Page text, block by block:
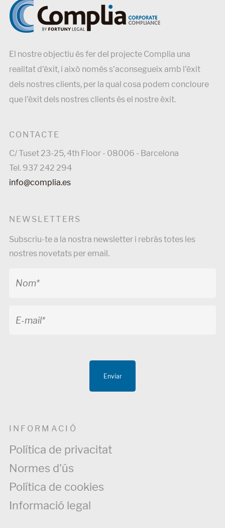
El nostre objectiu és fer del projecte Complia una
realitat d'èxit, i això només s'aconsegueix amb l'èxit
dels nostres clients, per la qual cosa podem concloure
que l'èxit dels nostres clients és el nostre èxit.
CONTACTE
C/ Tuset 23-25, 4th Floor - 08006 - Barcelona
Tel. 937 242 294
info@complia.es
NEWSLETTERS
Subscriu-te a la nostra newsletter i rebràs totes les
nostres novetats per email.
Enviar
INFORMACIÓ
Política de privacitat
Normes d'ús
Política de cookies
Informació legal